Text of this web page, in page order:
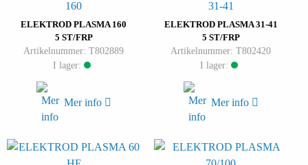
ELEKTROD PLASMA 160
5 ST/FRP
Artikelnummer: T802889
I lager:
Mer info
ELEKTROD PLASMA 31-41
5 ST/FRP
Artikelnummer: T802420
I lager:
Mer info